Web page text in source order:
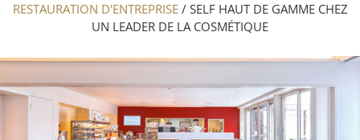
RESTAURATION D'ENTREPRISE/ SELF HAUT DE GAMME CHEZ
UN LEADER DE LA COSMÉTIQUE